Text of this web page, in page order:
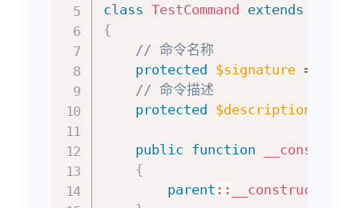
class TestCommand extends
{
// 命令名称
protected $signature =
// 命令描述
protected $description
public function __construct
{
parent :: __construct